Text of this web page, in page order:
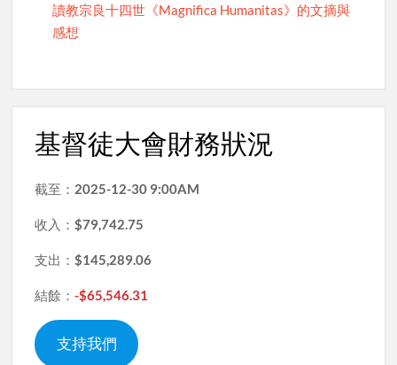
讀教宗良十四世《Magnifica Humanitas》的文摘與
感想
基督徒大會財務狀況
截至： 2025-12-30 9:00AM
收入：$79,742.75
支出：$145,289.06
結餘：-$65,546.31
支持我們